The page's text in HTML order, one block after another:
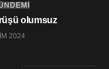
olumsuz
2024